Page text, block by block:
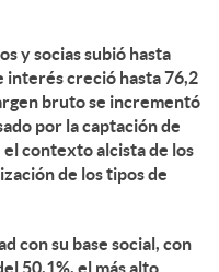
y socias subió hasta
interés creció hasta 76,2
bruto se incrementó
por la captación de
contexto alcista de los
de los tipos de
con su base social, con
50,1%, el más alto